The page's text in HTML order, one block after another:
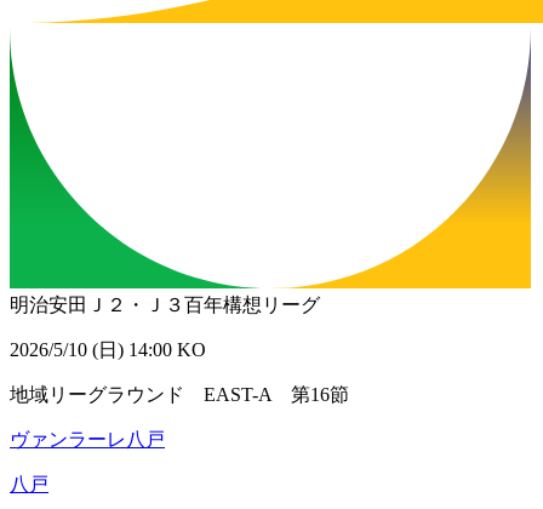
明治安田Ｊ２・Ｊ３百年構想リーグ
2026/5/10 (日) 14:00 KO
地域リーグラウンド EAST-A 第16節
ヴァンラーレ八戸
八戸